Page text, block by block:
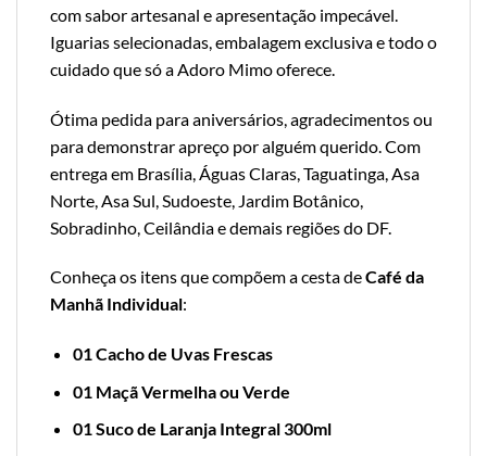
com sabor artesanal e apresentação impecável.
Iguarias selecionadas, embalagem exclusiva e todo o
cuidado que só a Adoro Mimo oferece.
Ótima pedida para aniversários, agradecimentos ou
para demonstrar apreço por alguém querido. Com
entrega em Brasília, Águas Claras, Taguatinga, Asa
Norte, Asa Sul, Sudoeste, Jardim Botânico,
Sobradinho, Ceilândia e demais regiões do DF.
Conheça os itens que compõem a cesta deCafé da
Manhã Individual:
01 Cacho de Uvas Frescas
01 Maçã Vermelha ou Verde
01 Suco de Laranja Integral 300ml